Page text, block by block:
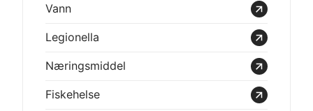
Vann
Legionella
Nærings­middel
Fiskehelse